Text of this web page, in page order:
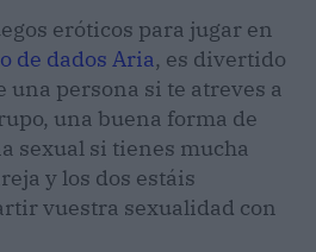
eróticos para jugar en
de dados Aria, es divertido
una persona si te atreves a
una buena forma de
sexual si tienes mucha
y los dos estáis
vuestra sexualidad con